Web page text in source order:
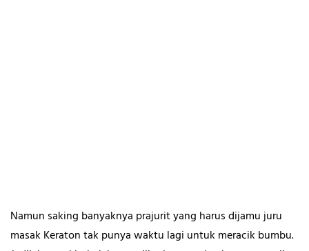
Namun saking banyaknya prajurit yang harus dijamu juru
masak Keraton tak punya waktu lagi untuk meracik bumbu.